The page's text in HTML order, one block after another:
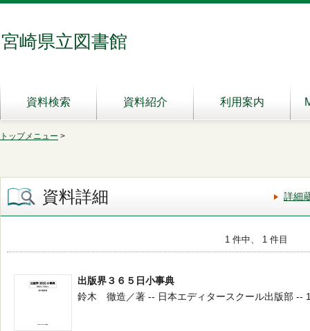
宮崎県立図書館
資料検索 資料紹介 利用案内
トップメニュー >
資料詳細 詳細
1 件中、 1 件目
出版界３６５日小事典
鈴木 徹造／著 -- 日本エディタースクール出版部 --